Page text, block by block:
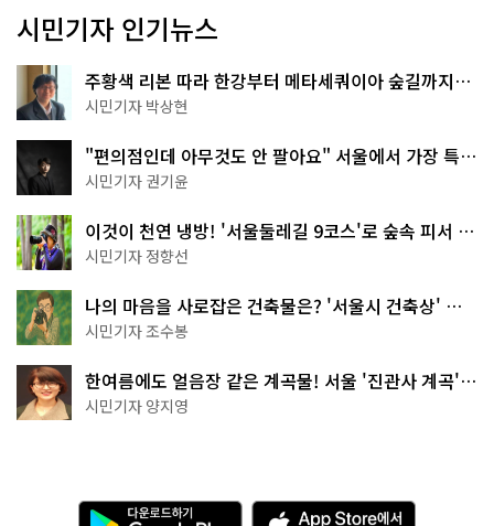
시민기자 인기뉴스
주황색 리본 따라 한강부터 메타세쿼이아 숲길까지…
서울둘레길 15코스
시민기자 박상현
"편의점인데 아무것도 안 팔아요" 서울에서 가장 특별
한 편의점의 정체
시민기자 권기윤
이것이 천연 냉방! '서울둘레길 9코스'로 숲속 피서 떠
나볼까
시민기자 정향선
나의 마음을 사로잡은 건축물은? '서울시 건축상' 수
상작 공개!
시민기자 조수봉
한여름에도 얼음장 같은 계곡물! 서울 '진관사 계곡'이
천국이네~
시민기자 양지영
다 A